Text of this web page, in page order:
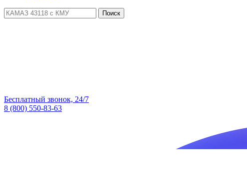
Поиск
Бесплатный звонок, 24/7
8 (800) 550-83-63